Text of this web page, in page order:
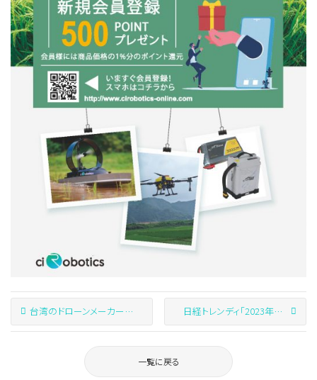
台湾のドローンメーカーALIGN社の販売代理店に認定されました 日経トレンディ「2023年下半期注目の商品&サービス」に掲載されました
一覧に戻る